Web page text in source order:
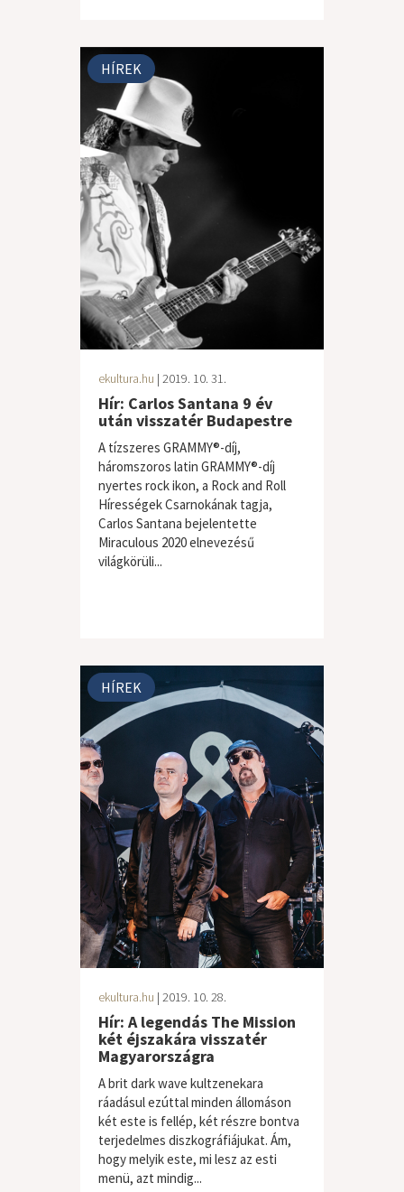
HÍREK
ekultura.hu | 2019. 10. 31.
Hír: Carlos Santana 9 év
után visszatér Budapestre
A tízszeres GRAMMY®-díj,
háromszoros latin GRAMMY®-díj
nyertes rock ikon, a Rock and Roll
Hírességek Csarnokának tagja,
Carlos Santana bejelentette
Miraculous 2020 elnevezésű
világkörüli...
HÍREK
ekultura.hu | 2019. 10. 28.
Hír: A legendás The Mission
két éjszakára visszatér
Magyarországra
A brit dark wave kultzenekara
ráadásul ezúttal minden állomáson
két este is fellép, két részre bontva
terjedelmes diszkográfiájukat. Ám,
hogy melyik este, mi lesz az esti
menü, azt mindig...